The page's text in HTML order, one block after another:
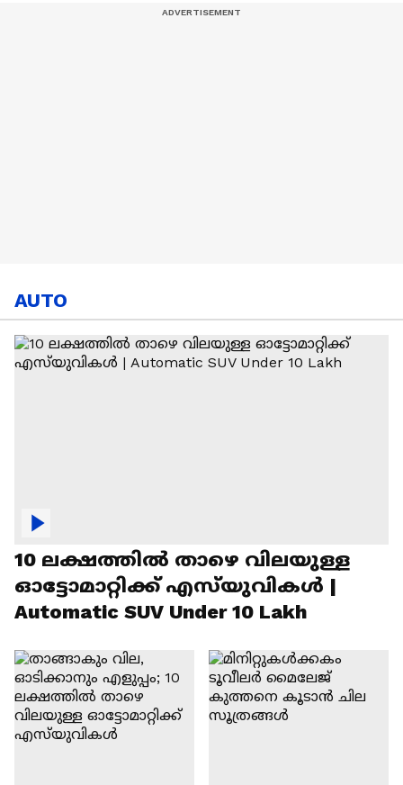
AUTO
10 ലക്ഷത്തിൽ താഴെ വിലയുള്ള
ഓട്ടോമാറ്റിക്ക് എസ്‍യുവികൾ |
Automatic SUV Under 10 Lakh